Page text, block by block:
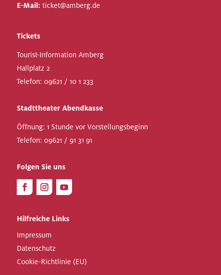
E-Mail: ticket@amberg.de
Tickets
Tourist-Information Amberg
Hallplatz 2
Telefon: 09621 / 10 1 233
Stadttheater Abendkasse
Öffnung: 1 Stunde vor Vorstellungsbeginn
Telefon: 09621 / 91 31 91
Folgen Sie uns
Hilfreiche Links
Impressum
Datenschutz
Cookie-Richtlinie (EU)